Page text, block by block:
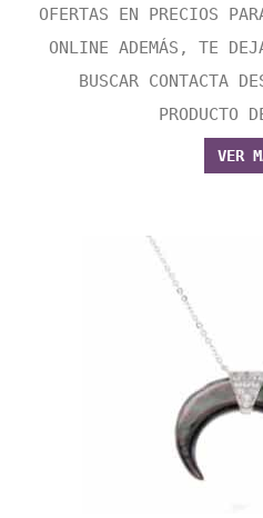
OFERTAS EN PRECIOS
ONLINE ADEMÁS, TE
BUSCAR CONTACTA
VER